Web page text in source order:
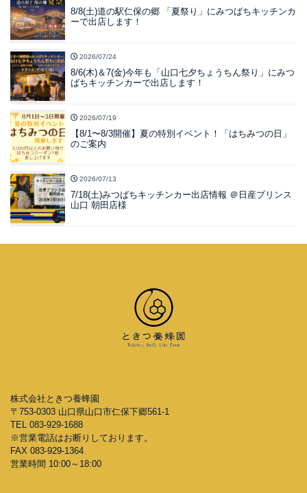
8/8(土)道の駅仁保の郷 「夏祭り」にみつばちキッチンカ
ーで出店します！
2026/07/24
8/6(木)＆7(金)今年も「山口七夕ちょうちん祭り」にみつ
ばちキッチンカーで出店します！
2026/07/19
【8/1〜8/3開催】夏の特別イベント！「はちみつの日」
のご案内
2026/07/13
7/18(土)みつばちキッチンカー出店情報 ＠日産プリンス
山口 朝田店様
株式会社ときつ養蜂園
〒753-0303 山口県山口市仁保下郷561-1
TEL 083-929-1688
※営業電話はお断りしております。
FAX 083-929-1364
営業時間 10:00～18:00